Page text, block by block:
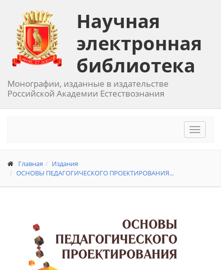
Научная
электронная
библиотека
Монографии, изданные в издательстве
Российской Академии Естествознания
Toggle
Главная
Издания
ОСНОВЫ ПЕДАГОГИЧЕСКОГО ПРОЕКТИРОВАНИЯ...